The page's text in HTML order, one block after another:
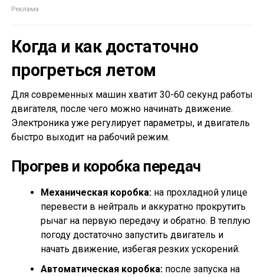
Когда и как достаточно
прогреться летом
Для современных машин хватит 30-60 секунд работы
двигателя, после чего можно начинать движение.
Электроника уже регулирует параметры, и двигатель
быстро выходит на рабочий режим.
Прогрев и коробка передач
Механическая коробка:на прохладной улице
перевести в нейтраль и аккуратно прокрутить
рычаг на первую передачу и обратно. В теплую
погоду достаточно запустить двигатель и
начать движение, избегая резких ускорений.
Автоматическая коробка:после запуска на